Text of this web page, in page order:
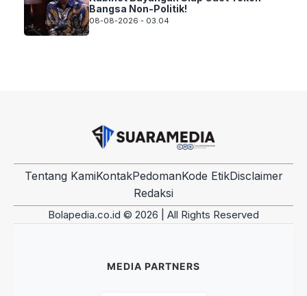
Bangsa Non-Politik!
08-08-2026 - 03.04
Tentang KamiKontakPedomanKode EtikDisclaimer
Redaksi
Bolapedia.co.id © 2026 | All Rights Reserved
MEDIA PARTNERS